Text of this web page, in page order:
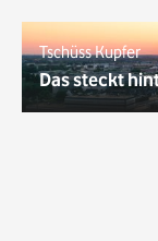
Tschüss Kupfer
Das steckt